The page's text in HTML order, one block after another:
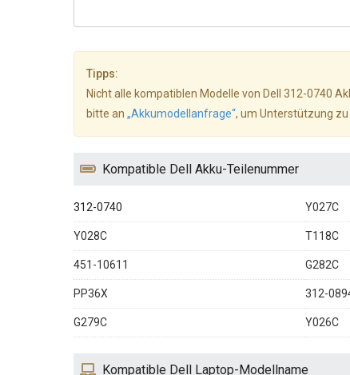
Tipps:
Nicht alle kompatiblen Modelle von Dell 312-0740
bitte an „Akkumodellanfrage“, um Unterstützung zu
Kompatible Dell Akku-Teilenummer
312-0740 Y027C
Y028C T118C
451-10611 G282C
PP36X 312-
G279C Y026C
Kompatible Dell Laptop-Modellname